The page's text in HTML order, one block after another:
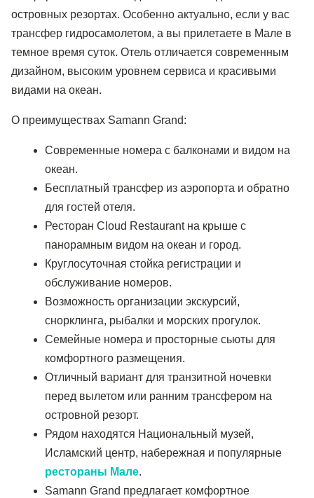
островных резортах. Особенно актуально, если у вас
трансфер гидросамолетом, а вы прилетаете в Мале в
темное время суток. Отель отличается современным
дизайном, высоким уровнем сервиса и красивыми
видами на океан.
О преимуществах Samann Grand:
Современные номера с балконами и видом на
океан.
Бесплатный трансфер из аэропорта и обратно
для гостей отеля.
Ресторан Cloud Restaurant на крыше с
панорамным видом на океан и город.
Круглосуточная стойка регистрации и
обслуживание номеров.
Возможность организации экскурсий,
снорклинга, рыбалки и морских прогулок.
Семейные номера и просторные сьюты для
комфортного размещения.
Отличный вариант для транзитной ночевки
перед вылетом или ранним трансфером на
островной резорт.
Рядом находятся Национальный музей,
Исламский центр, набережная и популярные
рестораны Мале.
Samann Grand предлагает комфортное